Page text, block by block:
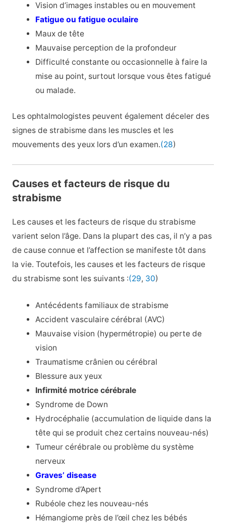
Vision d’images instables ou en mouvement
Fatigue ou fatigue oculaire
Maux de tête
Mauvaise perception de la profondeur
Difficulté constante ou occasionnelle à faire la
mise au point, surtout lorsque vous êtes fatigué
ou malade.
Les ophtalmologistes peuvent également déceler des
signes de strabisme dans les muscles et les
mouvements des yeux lors d’un examen.(28)
Causes et facteurs de risque du
strabisme
Les causes et les facteurs de risque du strabisme
varient selon l’âge. Dans la plupart des cas, il n’y a pas
de cause connue et l’affection se manifeste tôt dans
la vie. Toutefois, les causes et les facteurs de risque
du strabisme sont les suivants :(29, 30)
Antécédents familiaux de strabisme
Accident vasculaire cérébral (AVC)
Mauvaise vision (hypermétropie) ou perte de
vision
Traumatisme crânien ou cérébral
Blessure aux yeux
Infirmité motrice cérébrale
Syndrome de Down
Hydrocéphalie (accumulation de liquide dans la
tête qui se produit chez certains nouveau-nés)
Tumeur cérébrale ou problème du système
nerveux
Graves’ disease
Syndrome d’Apert
Rubéole chez les nouveau-nés
Hémangiome près de l’œil chez les bébés